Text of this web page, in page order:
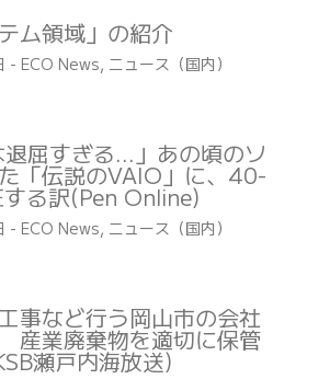
ム領域」の紹介
- ECO News, ニュース（国内）
退屈すぎる…」あの頃のソ
「伝説のVAIO」に、40-
る訳(Pen Online)
- ECO News, ニュース（国内）
事など行う岡山市の会社
産業廃棄物を適切に保管
瀬戸内海放送)